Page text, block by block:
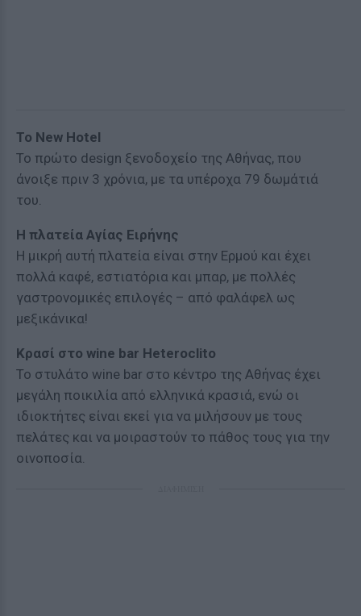
To Νew Hotel
Το πρώτο design ξενοδοχείο της Αθήνας, που
άνοιξε πριν 3 χρόνια, με τα υπέροχα 79 δωμάτιά
του.
Η πλατεία Αγίας Ειρήνης
Η μικρή αυτή πλατεία είναι στην Ερμού και έχει
πολλά καφέ, εστιατόρια και μπαρ, με πολλές
γαστρονομικές επιλογές – από φαλάφελ ως
μεξικάνικα!
Κρασί στο wine bar Heteroclito
Το στυλάτο wine bar στο κέντρο της Αθήνας έχει
μεγάλη ποικιλία από ελληνικά κρασιά, ενώ οι
ιδιοκτήτες είναι εκεί για να μιλήσουν με τους
πελάτες και να μοιραστούν το πάθος τους για την
οινοποσία.